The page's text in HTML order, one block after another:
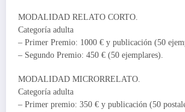
MODALIDAD RELATO CORTO.
Categoría adulta
– Primer Premio: 1000 € y publicación (50
– Segundo Premio: 450 € (50 ejemplares).
MODALIDAD MICRORRELATO.
Categoría adulta
– Primer premio: 350 € y publicación (50